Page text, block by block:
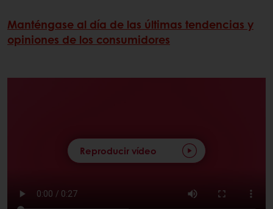
Manténgase al día de las últimas tendencias y
opiniones de los consumidores
Reproducir vídeo